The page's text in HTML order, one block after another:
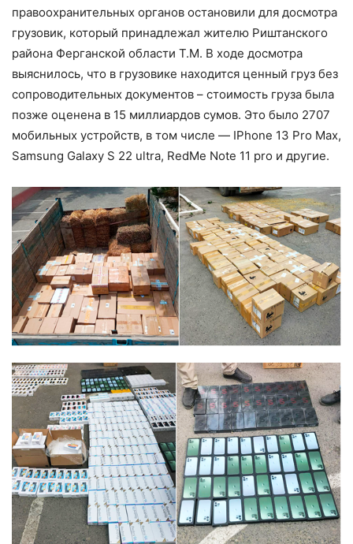
правоохранительных органов остановили для досмотра
грузовик, который принадлежал жителю Риштанского
района Ферганской области Т.М. В ходе досмотра
выяснилось, что в грузовике находится ценный груз без
сопроводительных документов – стоимость груза была
позже оценена в 15 миллиардов сумов. Это было 2707
мобильных устройств, в том числе — IPhone 13 Pro Max,
Samsung Galaxy S 22 ultra, RedMe Note 11 pro и другие.